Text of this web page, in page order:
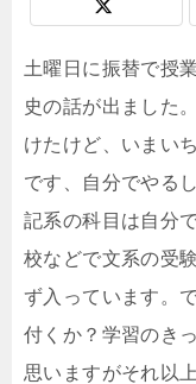
土曜日に振替で授
史の話が出ました
けたけど、いまい
です、自分でやる
記系の科目は自分
校などで文系の受
ず入っています。
付くか？学習のき
思いますがそれ以